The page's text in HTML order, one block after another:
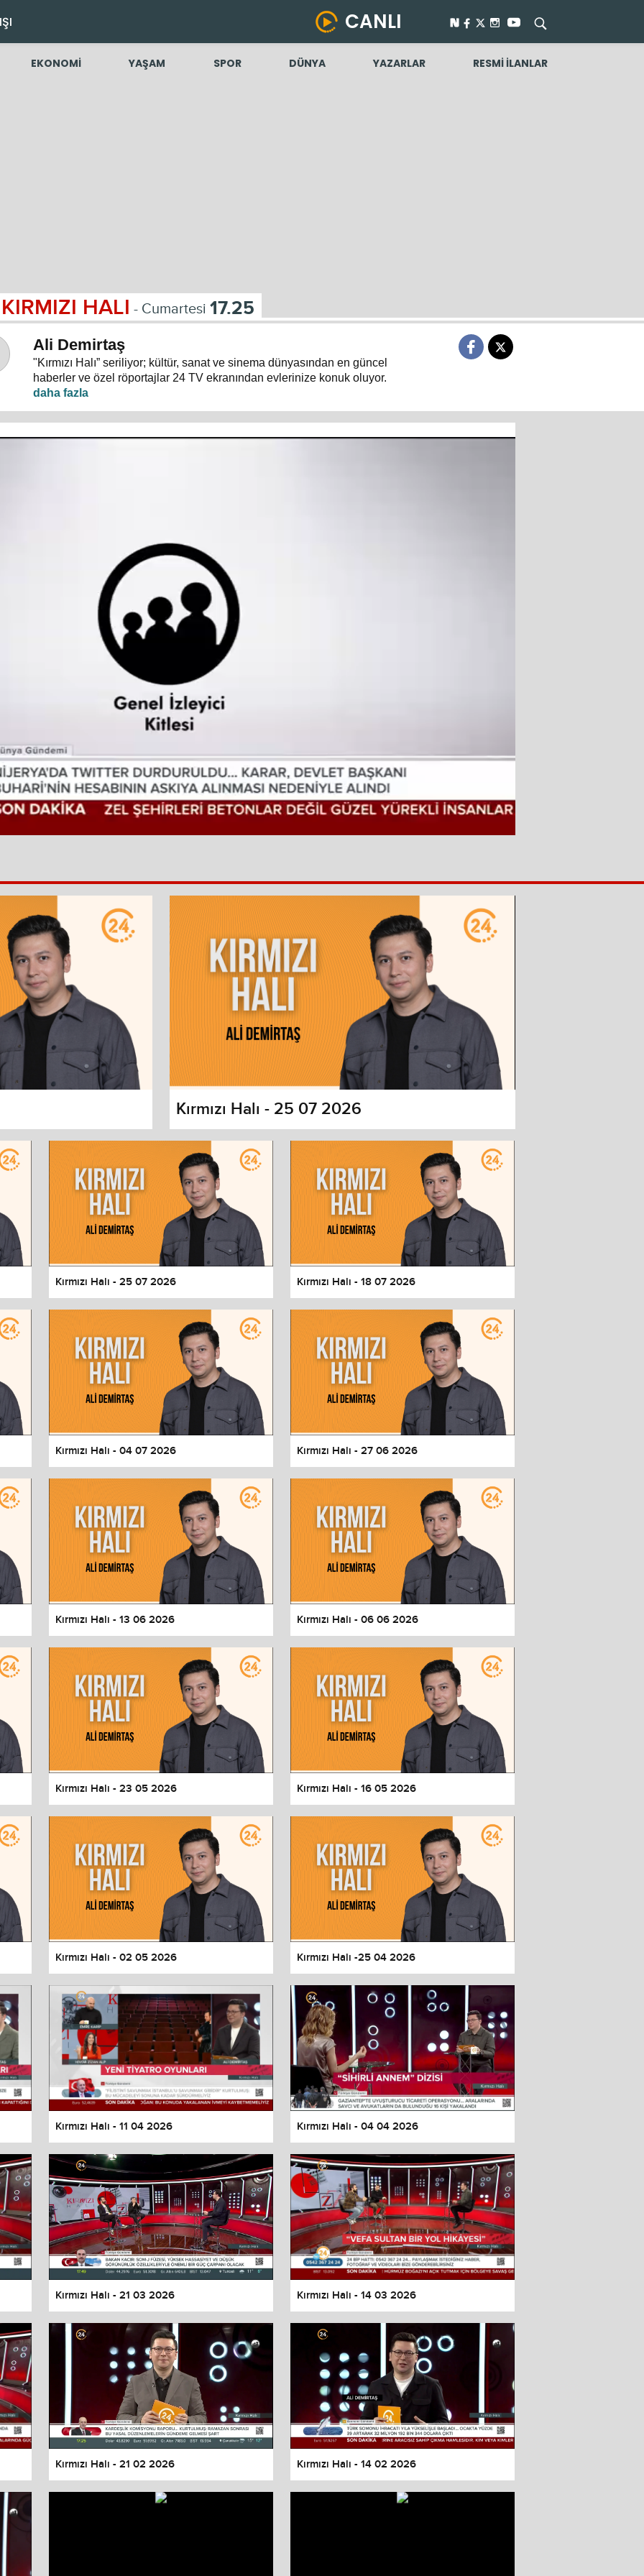
CANLI
EKONOMİ YAŞAM SPOR DÜNYA YAZARLAR RESMİ İLANLAR
KIRMIZI HALI - Cumartesi 17.25
Ali Demirtaş
"Kırmızı Halı” seriliyor; kültür, sanat ve sinema dünyasından en güncel
haberler ve özel röportajlar 24 TV ekranından evlerinize konuk oluyor.
dialog
and close the window.
Done
Kırmızı Halı - 25 07 2026
Kırmızı Halı - 25 07 2026 Kırmızı Halı - 18 07 2026
Kırmızı Halı - 04 07 2026 Kırmızı Halı - 27 06 2026
Kırmızı Halı - 13 06 2026 Kırmızı Halı - 06 06 2026
Kırmızı Halı - 23 05 2026 Kırmızı Halı - 16 05 2026
Kırmızı Halı - 02 05 2026 Kırmızı Halı -25 04 2026
Kırmızı Halı - 11 04 2026 Kırmızı Halı - 04 04 2026
Kırmızı Halı - 21 03 2026 Kırmızı Halı - 14 03 2026
Kırmızı Halı - 21 02 2026 Kırmızı Halı - 14 02 2026